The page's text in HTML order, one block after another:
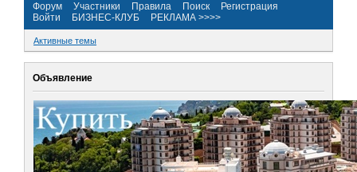
Форум Участники Правила Поиск
Регистрация
Войти
БИЗНЕС-КЛУБ РЕКЛАМА >>>>
Активные темы
Объявление